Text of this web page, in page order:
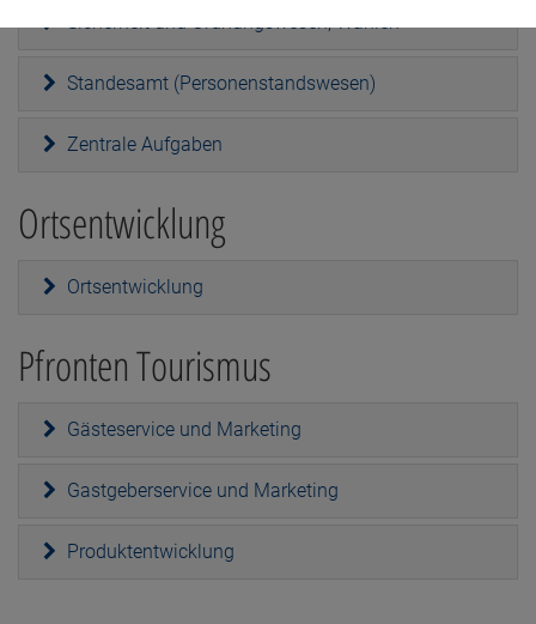
Sicherheit und Ordnungswesen, Wahlen
Standesamt (Personenstandswesen)
Zentrale Aufgaben
Ortsentwicklung
Ortsentwicklung
Pfronten Tourismus
Gästeservice und Marketing
Gastgeberservice und Marketing
Produktentwicklung